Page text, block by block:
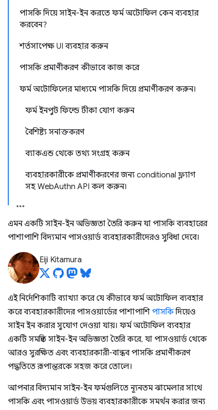
পাসকি দিয়ে সাইন-ইন করতে ফর্ম অটোফিল কেন ব্যবহার
করবেন?
শর্তসাপেক্ষ UI ব্যবহার করুন
পাসকি প্রমাণীকরণ কীভাবে কাজ করে
ফর্ম অটোফিলের মাধ্যমে পাসকি দিয়ে প্রমাণীকরণ করুন।
ফর্ম ইনপুট ফিল্ডে টীকা যোগ করুন
বৈশিষ্ট্য সনাক্তকরণ
ব্যাকএন্ড থেকে তথ্য সংগ্রহ করুন
ব্যবহারকারীকে প্রমাণীকরণের জন্য conditional ফ্ল্যাগ
সহ WebAuthn API কল করুন।
এমন একটি সাইন-ইন অভিজ্ঞতা তৈরি করুন যা পাসকি ব্যবহারের
পাশাপাশি বিদ্যমান পাসওয়ার্ড ব্যবহারকারীদেরও সুবিধা দেবে।
Eiji Kitamura
এই নির্দেশিকাটি ব্যাখ্যা করে যে কীভাবে ফর্ম অটোফিল ব্যবহার
করে ব্যবহারকারীদের পাসওয়ার্ডের পাশাপাশি পাসকিদিয়েও
সাইন ইন করার সুযোগ দেওয়া যায়। ফর্ম অটোফিল ব্যবহার
একটি সমন্বিত সাইন-ইন অভিজ্ঞতা তৈরি করে, যা পাসওয়ার্ড থেকে
আরও সুরক্ষিত এবং ব্যবহারকারী-বান্ধব পাসকি প্রমাণীকরণ
পদ্ধতিতে রূপান্তরকে সহজ করে তোলে।
আপনার বিদ্যমান সাইন-ইন ফর্মগুলিতে ন্যূনতম ঝামেলার সাথে
পাসকি এবং পাসওয়ার্ড উভয় ব্যবহারকারীকে সমর্থন করার জন্য